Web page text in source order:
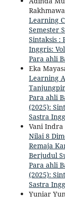
Learning
Semester
Sintaksis :
Inggris:
Para ahli
Eka
Learning
Para ahli
(2025):
Sastra
Vani Indra
Nilai 8
Remaja
Berjudul
Para ahli
(2025):
Sastra
Yuniar